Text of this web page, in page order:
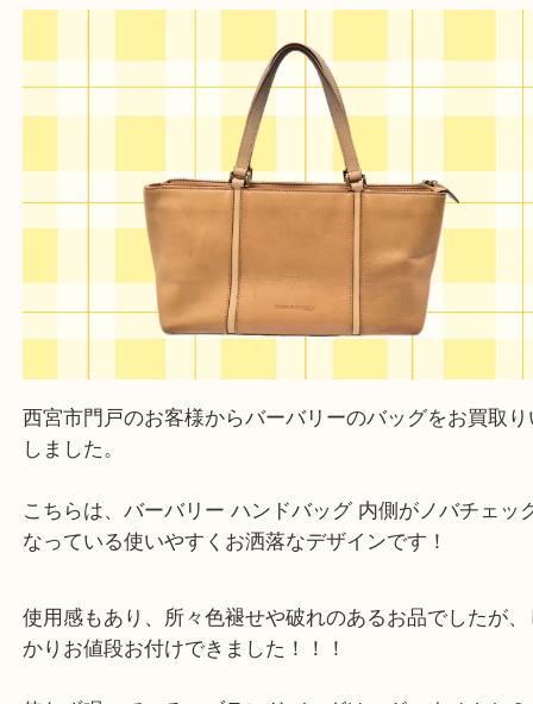
・査定中に外出可能です。ショッピングやランチ
み下さい。
・近隣にコインパーキングが多数あるので、お車
にも便利です。
・急な出費に対応させて頂きます♪
★出張買取の対応可能地域★
西宮市・芦屋市その他日帰り出来る範囲で承ります
上記地域にない場合も、ご相談下さい。
しい時などにご利用下さいませ。